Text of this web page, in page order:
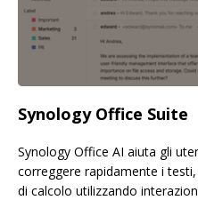
Synology Office Suite
Synology Office AI aiuta gli
correggere rapidamente i
di calcolo utilizzando